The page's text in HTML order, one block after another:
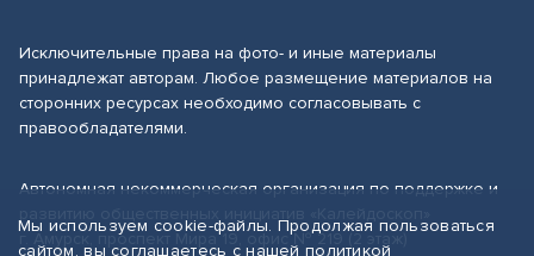
Исключительные права на фото- и иные материалы
принадлежат авторам. Любое размещение материалов на
сторонних ресурсах необходимо согласовывать с
правообладателями.
Автономная некоммерческая организация по поддержке и
г. Амурск, проспект Мира 19, офис № 219 (2 этаж)
Мы используем cookie-файлы. Продолжая пользоваться
сайтом, вы соглашаетесь с нашей политикой